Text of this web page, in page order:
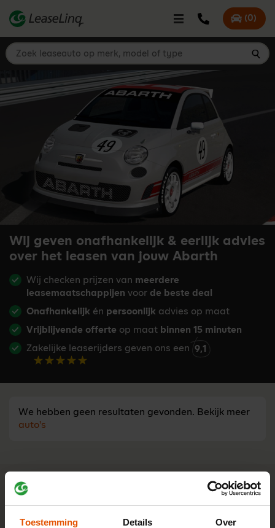
Toestemming Details Over
Bel LeaseLinq
Mijn
(0)
Zoek leaseauto op merk, model of type
Wij geven onafhankelijk & eerlijk advies
over het leasen van jouw Abarth
Wij checken prijzen van meerdere
leasemaatschappijen voor de beste deal
Onafhankelijk én persoonlijk advies op maat
Vrijblijvende offerte op maat binnen 15 minuten
Zakelijke leaserijders geven ons een 9,1
We hebben geen resultaten gevonden. Bekijk meer
auto's
Advies nodig?
Tijd besparen bij een leaseauto
zoeken?
Stel je vraag aan één van onze onafhankelijke lease-